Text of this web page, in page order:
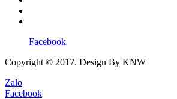
Facebook
Copyright © 2017. Design By KNW
Zalo
Facebook